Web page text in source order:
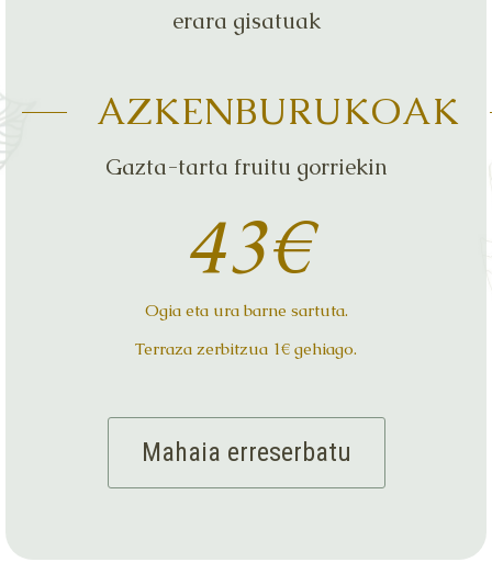
erara gisatuak
AZKENBURUKOAK
Gazta-tarta fruitu gorriekin
43€
Ogia eta ura barne sartuta.
Terraza zerbitzua 1€ gehiago.
Mahaia erreserbatu